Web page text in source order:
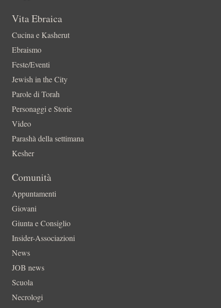
Vita Ebraica
Cucina e Kasherut
Ebraismo
Feste/Eventi
Jewish in the City
Parole di Torah
Personaggi e Storie
Video
Parashà della settimana
Kesher
Comunità
Appuntamenti
Giovani
Giunta e Consiglio
Insider-Associazioni
News
JOB news
Scuola
Necrologi